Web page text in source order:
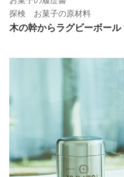
探検 お菓子の原材料
木の幹からラグビーボー